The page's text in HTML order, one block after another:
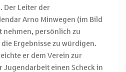
Der Leiter der
Arno Minwegen (im Bild
nehmen, persönlich zu
Ergebnisse zu würdigen.
er dem Verein zur
einen Scheck in